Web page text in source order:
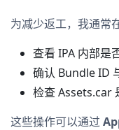
为减少返工，我通常
查看 IPA 内部
确认 Bundle ID
检查 Assets.car
这些操作可以通过